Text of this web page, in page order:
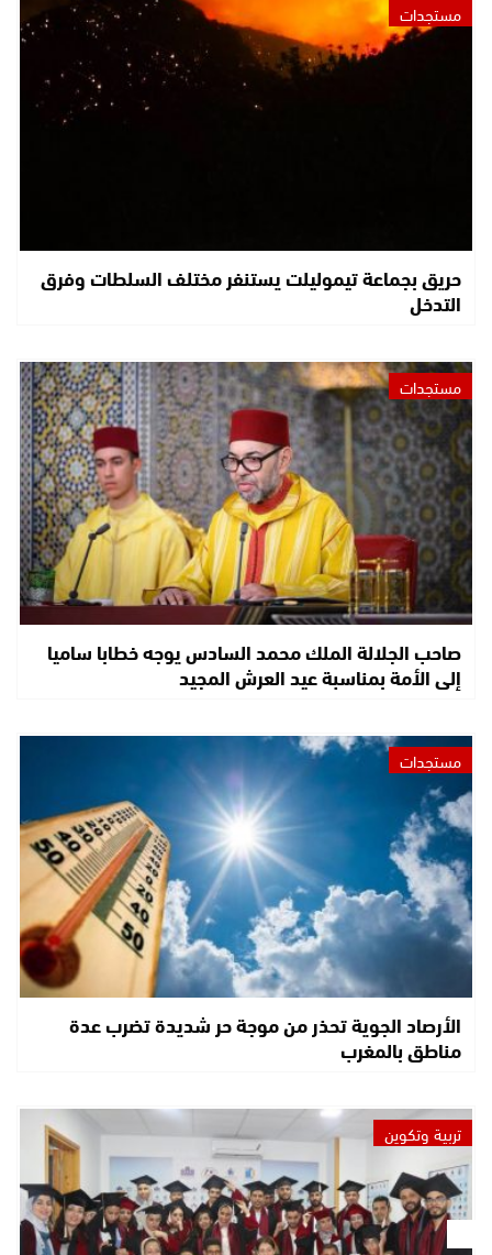
مستجدات
حريق بجماعة تيموليلت يستنفر مختلف السلطات وفرق
التدخل
مستجدات
صاحب الجلالة الملك محمد السادس يوجه خطابا ساميا
إلى الأمة بمناسبة عيد العرش المجيد
مستجدات
الأرصاد الجوية تحذر من موجة حر شديدة تضرب عدة
مناطق بالمغرب
تربية وتكوين